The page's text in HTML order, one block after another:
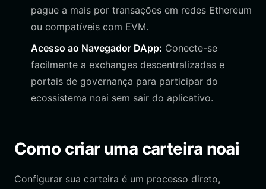
pague a mais por transações em redes Ethereum
ou compatíveis com EVM.
Acesso ao Navegador DApp: Conecte-se
facilmente a exchanges descentralizadas e
portais de governança para participar do
ecossistema noai sem sair do aplicativo.
Como criar uma carteira noai
Configurar sua carteira é um processo direto,